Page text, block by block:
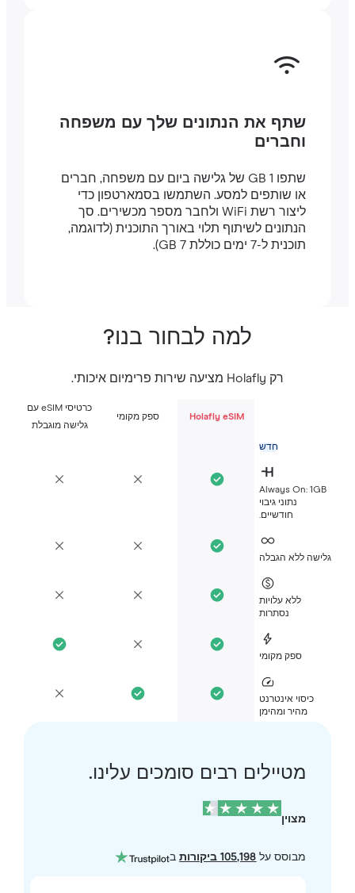
שתף את הנתונים שלך עם משפחה
וחברים
שתפו 1 GB של גלישה ביום עם משפחה, חברים
או שותפים למסע. השתמשו בסמארטפון כדי
ליצור רשת WiFi ולחבר מספר מכשירים. סך
הנתונים לשיתוף תלוי באורך התוכנית (לדוגמה,
תוכנית ל-7 ימים כוללת 7 GB).
למה לבחור בנו?
Holafly eSIM ספק מקומי
כרטיסי eSIM עם
גלישה מוגבלת
Always On:
נתוני גיבוי
חודשיים.
ללא הגבלה
ללא עלויות
ספק מקומי
כיסוי אינטרנט
מהיר ומהימן
מטיילים רבים סומכים עלינו.
מבוסס על105,198 ביקורות ב